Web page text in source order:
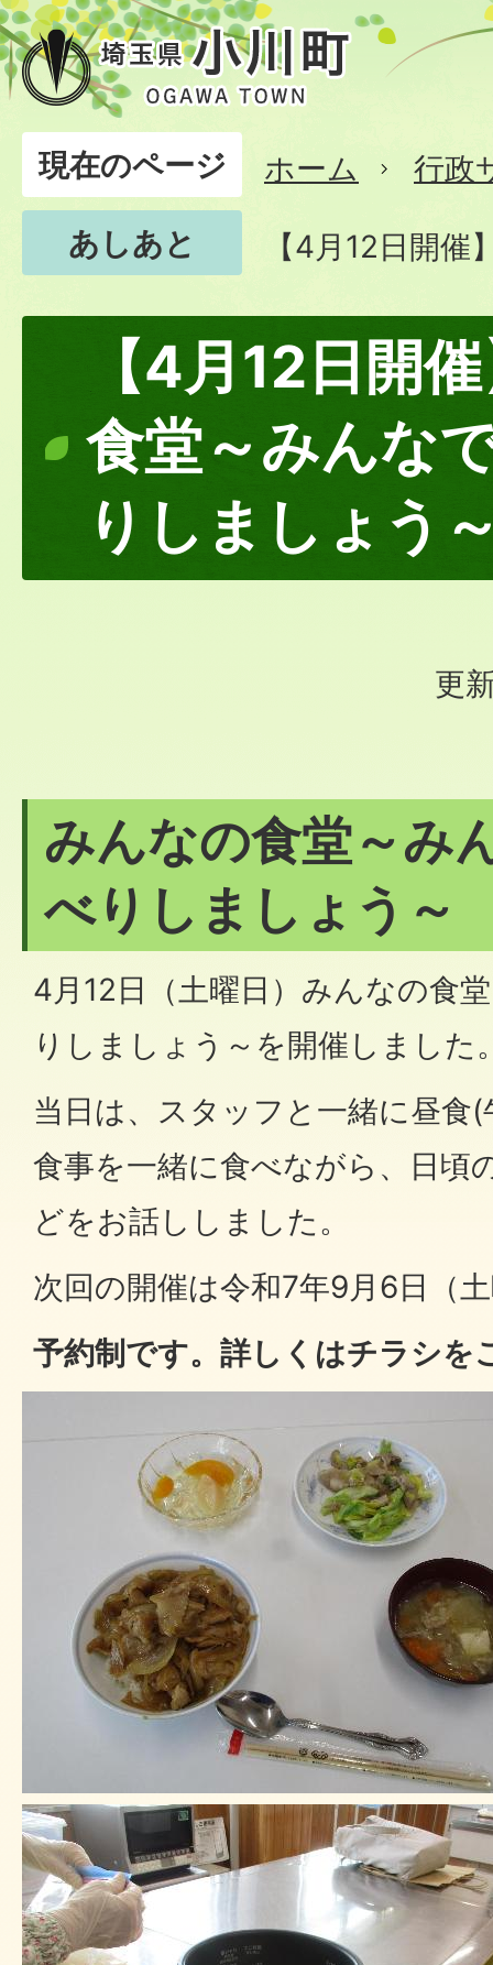
現在のページ ホーム
行政
あしあと
【4月12日開
【4月12日開
食堂～みんな
りしましょう
更
みんなの食堂～み
べりしましょう～
4月12日（土曜日）みんなの食
りしましょう～を開催しました
当日は、スタッフと一緒に昼食
食事を一緒に食べながら、日頃
どをお話ししました。
次回の開催は令和7年9月6日（
予約制です。詳しくはチラシを